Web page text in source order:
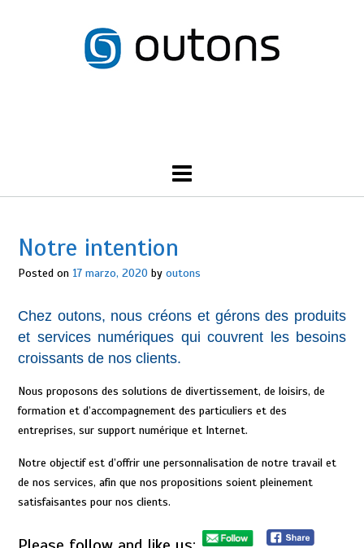
Notre intention
Posted on 17 marzo, 2020 by outons
Chez outons, nous créons et gérons des produits
et services numériques qui couvrent les besoins
croissants de nos clients.
Nous proposons des solutions de divertissement, de loisirs, de
formation et d’accompagnement des particuliers et des
entreprises, sur support numérique et Internet.
Notre objectif est d’offrir une personnalisation de notre travail et
de nos services, afin que nos propositions soient pleinement
satisfaisantes pour nos clients.